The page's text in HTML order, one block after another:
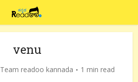
venu
Team readoo kannada 1 min read